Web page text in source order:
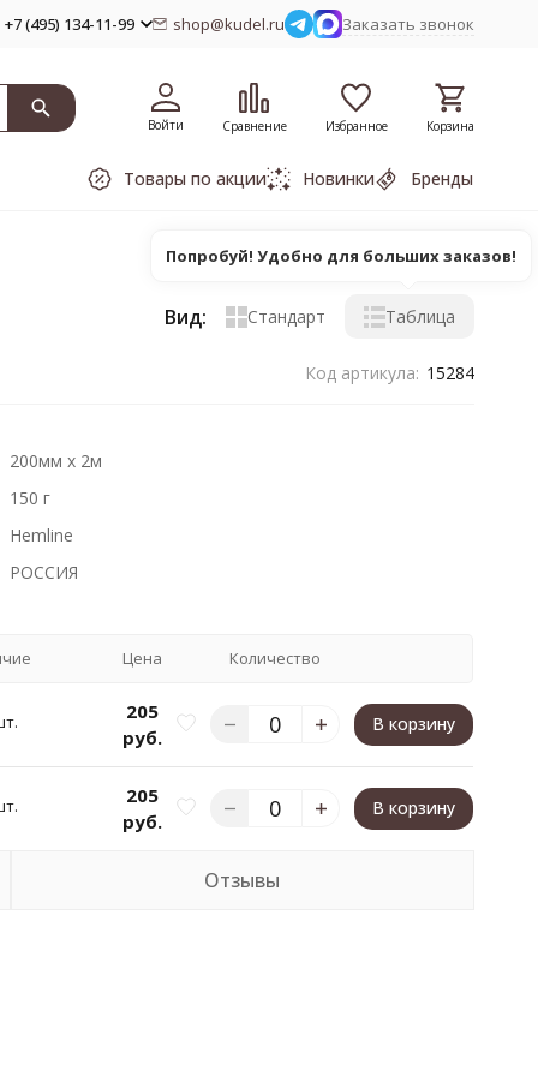
+7 (495) 134-11-99 shop@kudel.ru Заказать звонок
Войти Сравнение Избранное Корзина
Товары по акции Новинки Бренды
Вид: Стандарт Таблица
Код артикула: 15284
200мм х 2м
150 г
Hemline
РОССИЯ
Цена Количество
205
руб.
В корзину
205
руб.
В корзину
Отзывы
Попробуй! Удобно для больших заказов!